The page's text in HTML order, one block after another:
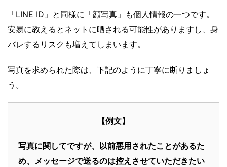
「LINE ID」と同様に「顔写真」も個人情報の一つです。
安易に教えるとネットに晒される可能性がありますし、身
バレするリスクも増えてしまいます。
写真を求められた際は、下記のように丁寧に断りましょ
う。
【例文】
写真に関してですが、以前悪用されたことがあるた
め、メッセージで送るのは控えさせていただきたい